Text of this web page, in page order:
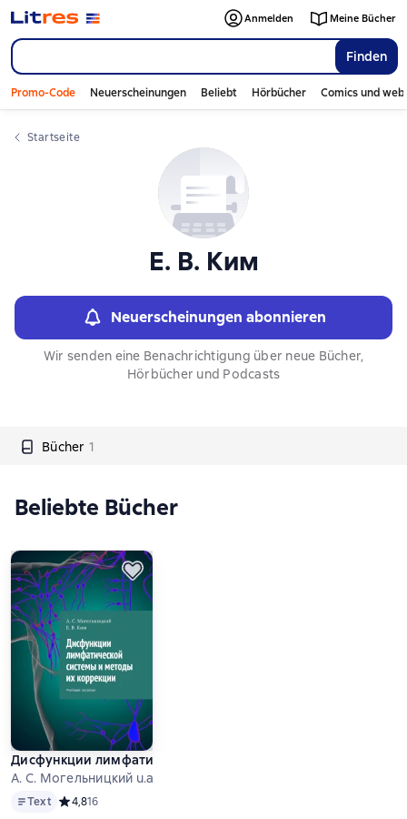
Finden
Anmelden Meine Bücher
Promo-Code Neuerscheinungen Beliebt Hörbücher Comics und
Startseite
Е. В. Ким
Neuerscheinungen abonnieren
Wir senden eine Benachrichtigung über neue Bücher,
Hörbücher und Podcasts
Bücher 1
Слайдер с книгами
Beliebte Bücher
Дисфункции лимфатической системы и методы их
А. С. Могельницкий u.a.
TextText Средний рейтинг 4,8 на основе 16 оценок
4,816